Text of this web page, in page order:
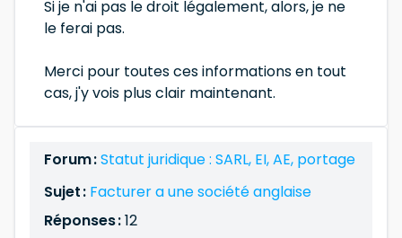
Si je n'ai pas le droit légalement, alors, je ne
le ferai pas.
Merci pour toutes ces informations en tout
cas, j'y vois plus clair maintenant.
Forum :Statut juridique : SARL, EI, AE, portage
Sujet : Facturer a une société anglaise
Réponses :12